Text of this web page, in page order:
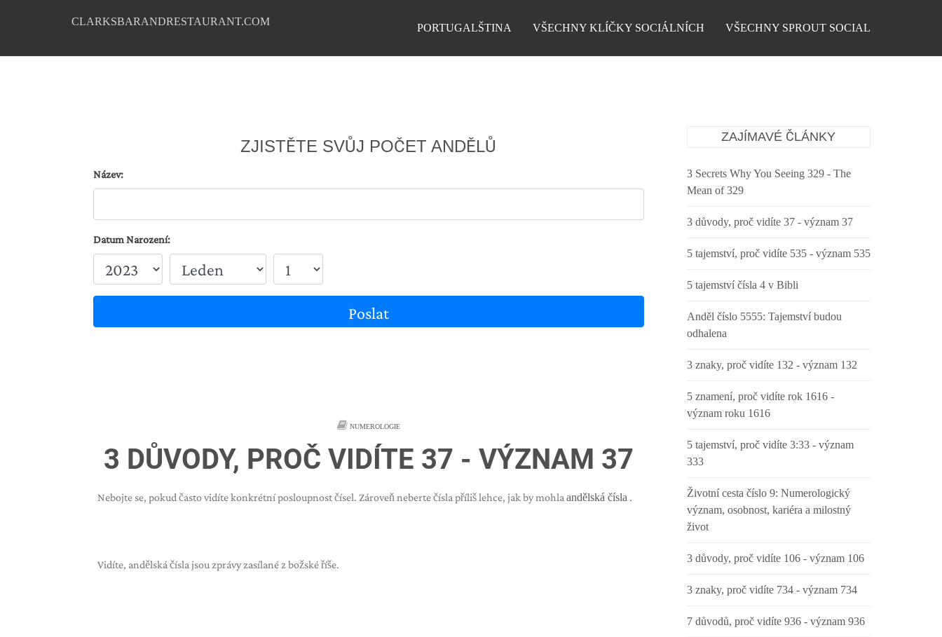
CLARKSBARANDRESTAURANT.COM
PORTUGALŠTINA VŠECHNY KLÍČKY SOCIÁLNÍCH VŠECHNY SPROUT SOCIAL
ZJISTĚTE SVŮJ POČET ANDĚLŮ
Název:
Datum Narození:
Poslat
NUMEROLOGIE
3 DŮVODY, PROČ VIDÍTE 37 - VÝZNAM 37
Nebojte se, pokud často vidíte konkrétní posloupnost čísel. Zároveň neberte čísla příliš lehce, jak by mohla andělská čísla .
Vidíte, andělská čísla jsou zprávy zasílané z božské říše.
ZAJÍMAVÉ ČLÁNKY
3 Secrets Why You Seeing 329 - The
Mean of 329
3 důvody, proč vidíte 37 - význam 37
5 tajemství, proč vidíte 535 - význam 535
5 tajemství čísla 4 v Bibli
Anděl číslo 5555: Tajemství budou
odhalena
3 znaky, proč vidíte 132 - význam 132
5 znamení, proč vidíte rok 1616 -
význam roku 1616
5 tajemství, proč vidíte 3:33 - význam
333
Životní cesta číslo 9: Numerologický
význam, osobnost, kariéra a milostný
život
3 důvody, proč vidíte 106 - význam 106
3 znaky, proč vidíte 734 - význam 734
7 důvodů, proč vidíte 936 - význam 936